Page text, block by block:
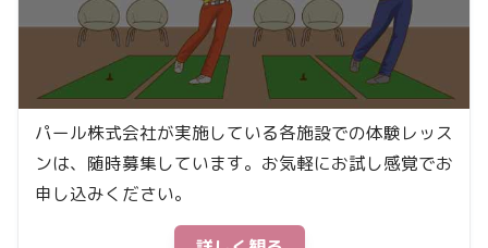
パール株式会社が実施している各施設での体験レッス
ンは、随時募集しています。お気軽にお試し感覚でお
申し込みください。